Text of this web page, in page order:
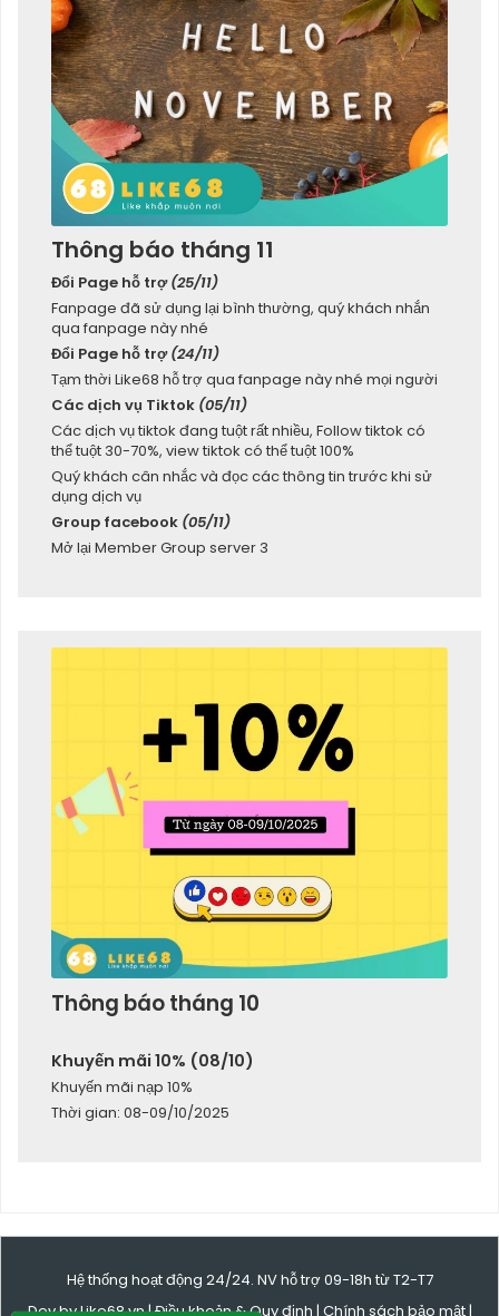
Thông báo tháng 11
Đổi Page hỗ trợ(25/11)
Fanpage đã sử dụng lại bình thường, quý khách nhắn
qua fanpage này nhé
Đổi Page hỗ trợ(24/11)
Tạm thời Like68 hỗ trợ qua fanpage này nhé mọi người
Các dịch vụ Tiktok (05/11)
Các dịch vụ tiktok đang tuột rất nhiều, Follow tiktok có
thể tuột 30-70%, view tiktok có thể tuột 100%
Quý khách cân nhắc và đọc các thông tin trước khi sử
dụng dịch vụ
Group facebook (05/11)
Mở lại Member Group server 3
Thông báo tháng 10
Khuyến mãi 10% (08/10)
Khuyến mãi nạp 10%
Thời gian: 08-09/10/2025
Hệ thống hoạt động 24/24. NV hỗ trợ 09-18h từ T2-T7
Dev by Like68.vn |Điều khoản & Quy định | Chính sách bảo mật|